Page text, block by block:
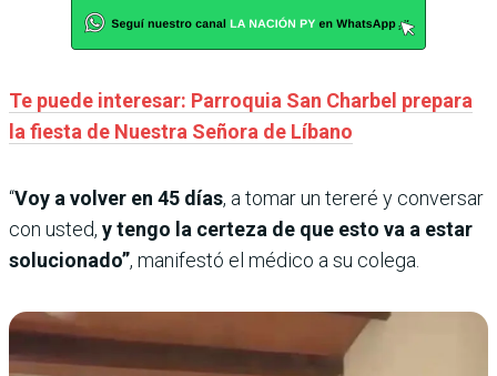
Te puede interesar: Parroquia San Charbel prepara
la fiesta de Nuestra Señora de Líbano
“Voy a volver en 45 días, a tomar un tereré y conversar
con usted, y tengo la certeza de que esto va a estar
solucionado”, manifestó el médico a su colega.